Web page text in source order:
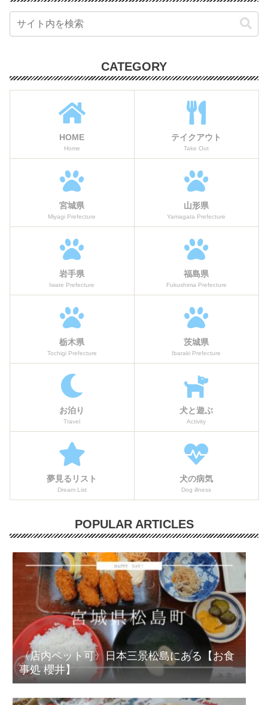
CATEGORY
HOME
Home
テイクアウト
Take Out
宮城県
Miyagi Prefecture
山形県
Yamagata Prefecture
岩手県
Iwate Prefecture
福島県
Fukushima Prefecture
栃木県
Tochigi Prefecture
茨城県
Ibaraki Prefecture
お泊り
Travel
犬と遊ぶ
Activity
夢見るリスト
Dream List
犬の病気
Dog illness
POPULAR ARTICLES
〈店内ペット可〉日本三景松島にある【お食
事処 櫻井】